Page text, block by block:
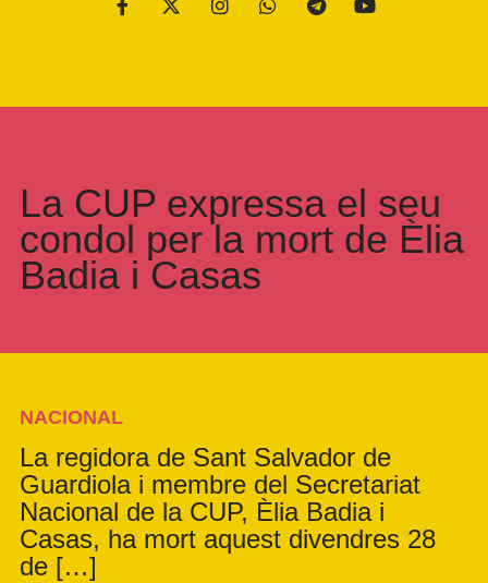
La CUP expressa el seu
condol per la mort de Èlia
Badia i Casas
NACIONAL
La regidora de Sant Salvador de
Guardiola i membre del Secretariat
Nacional de la CUP, Èlia Badia i
Casas, ha mort aquest divendres 28
de […]